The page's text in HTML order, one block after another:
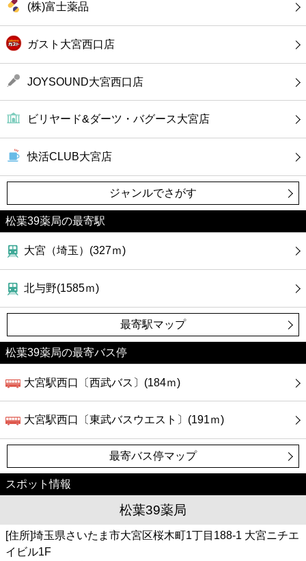
(株)富士薬品
ガスト大宮西口店
JOYSOUND大宮西口店
ビリヤード&ダーツ・バグース大宮店
快活CLUB大宮店
ジャンルでさがす
松葉39薬局の最寄駅
大宮（埼玉）(327ｍ)
北与野(1585ｍ)
最寄駅マップ
松葉39薬局の最寄バス停
大宮駅西口〔西武バス〕(184ｍ)
大宮駅西口〔東武バスウエスト〕(191ｍ)
最寄バス停マップ
スポット情報
松葉39薬局
[住所]埼玉県さいたま市大宮区桜木町1丁目188-1 大宮ニチエ
イビル1F